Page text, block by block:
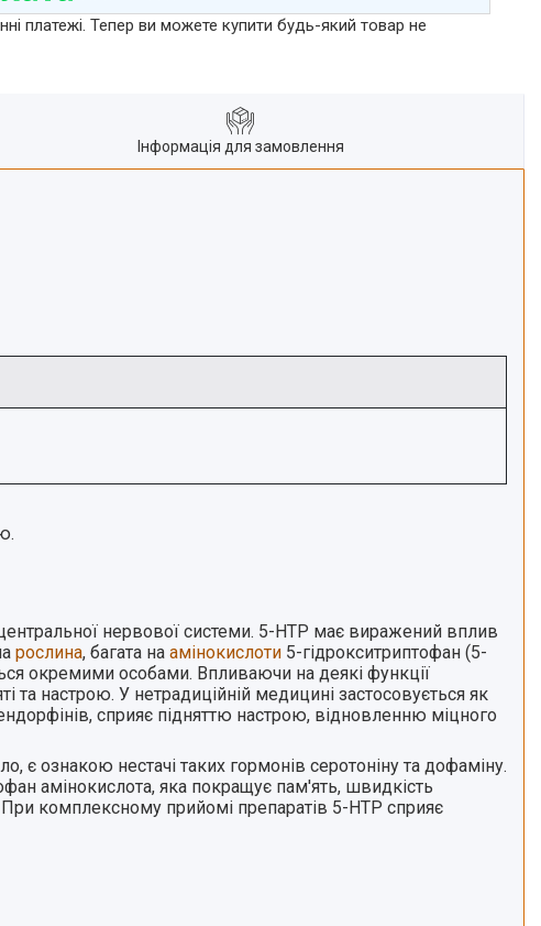
платежі. Тепер ви можете купити будь-який товар не
Інформація для замовлення
нервової системи. 5-HTP має виражений вплив
рослина, багата на амінокислоти 5-гідрокситриптофан (5-
окремими особами. Впливаючи на деякі функції
настрою. У нетрадиційній медицині застосовується як
сприяє підняттю настрою, відновленню міцного
є ознакою нестачі таких гормонів серотоніну та дофаміну.
амінокислота, яка покращує пам'ять, швидкість
комплексному прийомі препаратів 5-HTP сприяє